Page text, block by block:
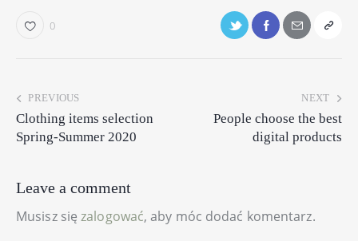
0
PREVIOUS
Clothing items selection
Spring-Summer 2020
NEXT
People choose the best
digital products
Leave a comment
Musisz sięzalogować, aby móc dodać komentarz.